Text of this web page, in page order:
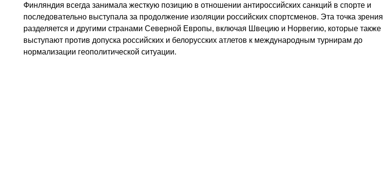
Финляндия всегда занимала жесткую позицию в отношении антироссийских санкций в спорте и
последовательно выступала за продолжение изоляции российских спортсменов. Эта точка зрения
разделяется и другими странами Северной Европы, включая Швецию и Норвегию, которые также
выступают против допуска российских и белорусских атлетов к международным турнирам до
нормализации геополитической ситуации.